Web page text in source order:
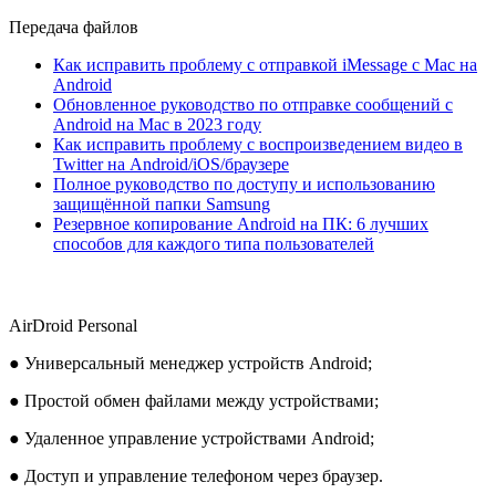
Передача файлов
Как исправить проблему с отправкой iMessage с Mac на
Android
Обновленное руководство по отправке сообщений с
Android на Mac в 2023 году
Как исправить проблему с воспроизведением видео в
Twitter на Android/iOS/браузере
Полное руководство по доступу и использованию
защищённой папки Samsung
Резервное копирование Android на ПК: 6 лучших
способов для каждого типа пользователей
AirDroid Personal
● Универсальный менеджер устройств Android;
● Простой обмен файлами между устройствами;
● Удаленное управление устройствами Android;
● Доступ и управление телефоном через браузер.